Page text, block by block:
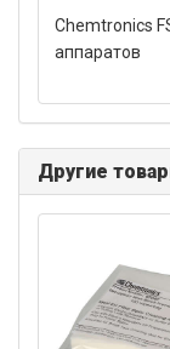
Chemtronics
аппаратов
Другие